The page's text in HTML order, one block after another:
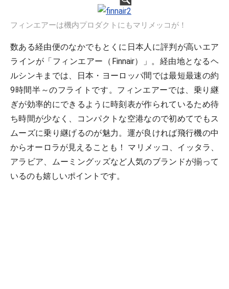
フィンエアーは機内プロダクトにもマリメッコが！
数ある経由便のなかでもとくに日本人に評判が高いエア
ラインが「フィンエアー（Finnair）」。経由地となるヘ
ルシンキまでは、日本・ヨーロッパ間では最短最速の約
9時間半～のフライトです。フィンエアーでは、乗り継
ぎが効率的にできるように時刻表が作られているため待
ち時間が少なく、コンパクトな空港なので初めてでもス
ムーズに乗り継げるのが魅力。運が良ければ飛行機の中
からオーロラが見えることも！ マリメッコ、イッタラ、
アラビア、ムーミングッズなど人気のブランドが揃って
いるのも嬉しいポイントです。